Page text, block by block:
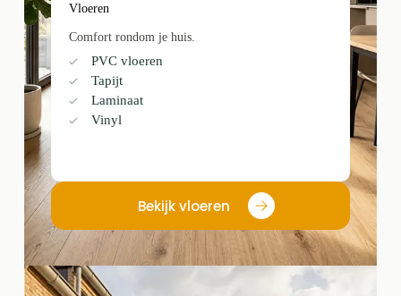
Vloeren
Comfort rondom je huis.
PVC vloeren
Tapijt
Laminaat
Vinyl
Bekijk vloeren